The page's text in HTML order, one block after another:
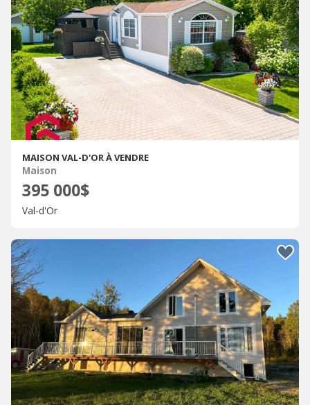
MAISON VAL-D'OR À VENDRE
Maison
395 000$
Val-d'Or